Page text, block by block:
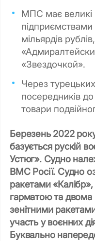
МПС має великі
підприємствами
мільярдів
«Звездочкой».
Через
посередників
товари
Березень 2022
базується рускій
Устюг». Судно
ВМС Росії. Судно
ракетами
гарматою та
зенітними
участь у воєнних
Буквально